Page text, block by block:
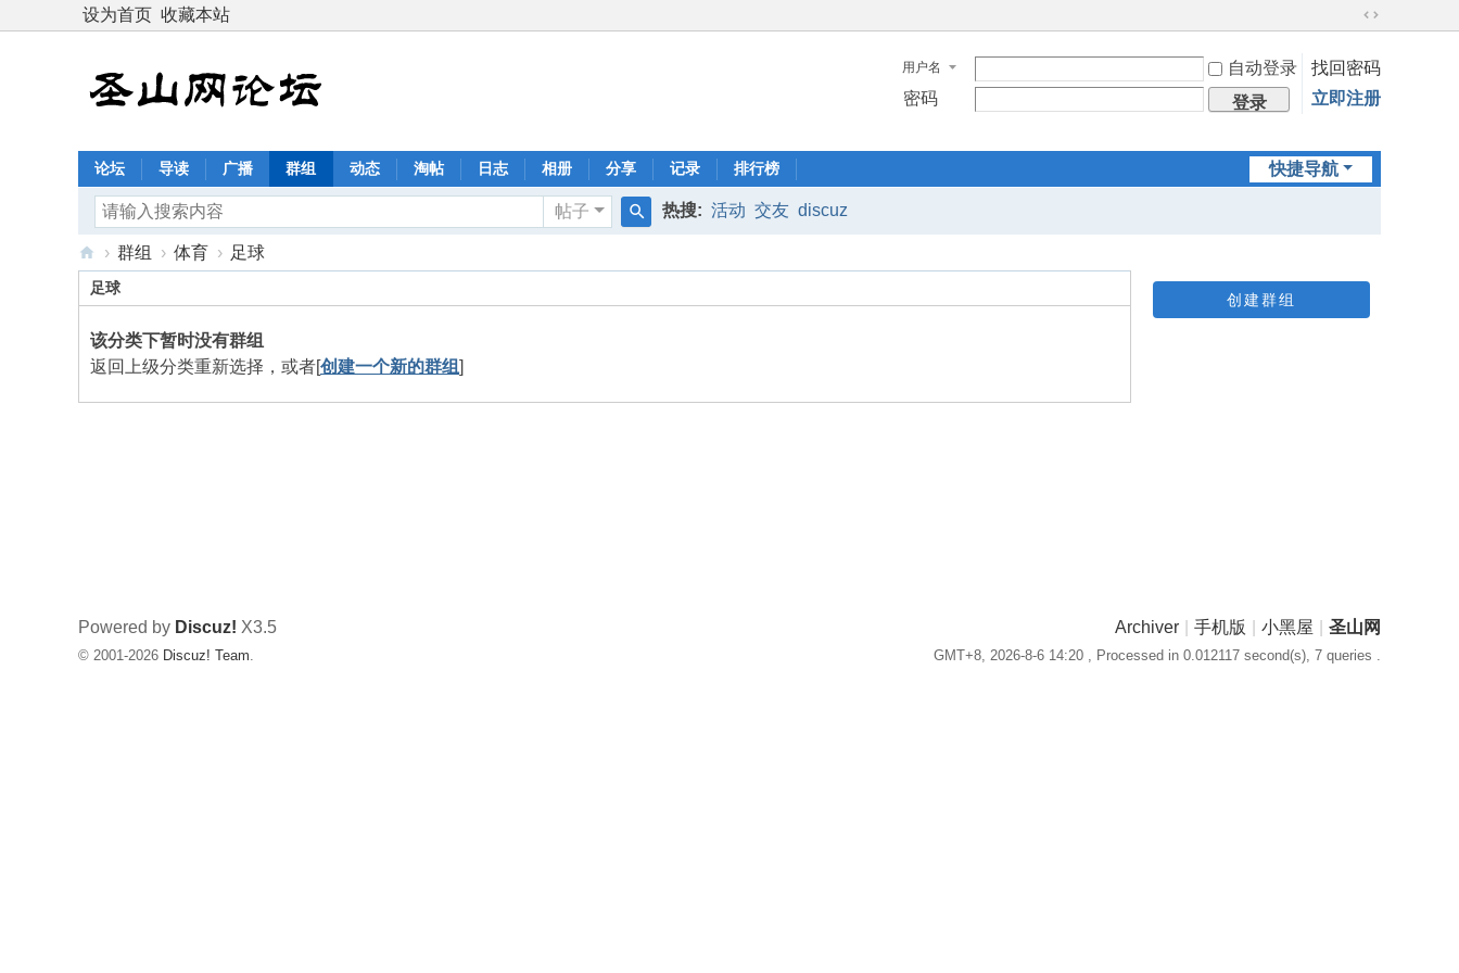
设为首页 收藏本站
切
到
宽
版
用户名 自动登录
找回密码
密码
登录 立即注册
快捷导航
论坛 导读 广播 群组 动态 淘帖 日志 相册 分享 记录 排行榜
帖子
索
热搜: 活动 交友 discuz
圣
网
论
异
象
› 群组 › 体育 › 足球
足球
该分类下暂时没有群组
返回上级分类重新选择，或者[创建一个新的群组]
创建群组
Archiver 手机版 小黑屋 圣山网
GMT+8, 2026-8-6 14:20 , Processed in 0.012117 second(s), 7 queries .
Powered by Discuz! X3.5
© 2001-2026 Discuz! Team.